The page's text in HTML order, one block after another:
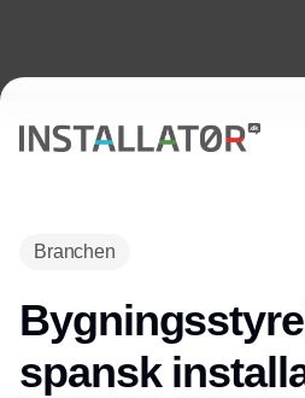
Branchen
spansk